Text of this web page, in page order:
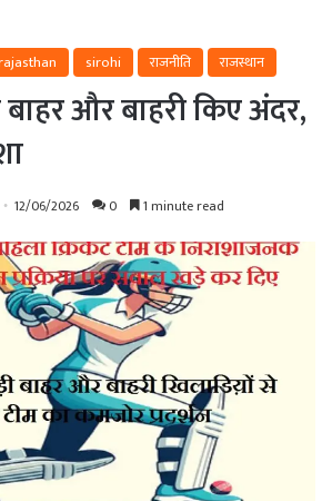
sirohi राजनीति राजस्थान
और बाहरी किए अंदर,
12/06/2026 0 1 minute read